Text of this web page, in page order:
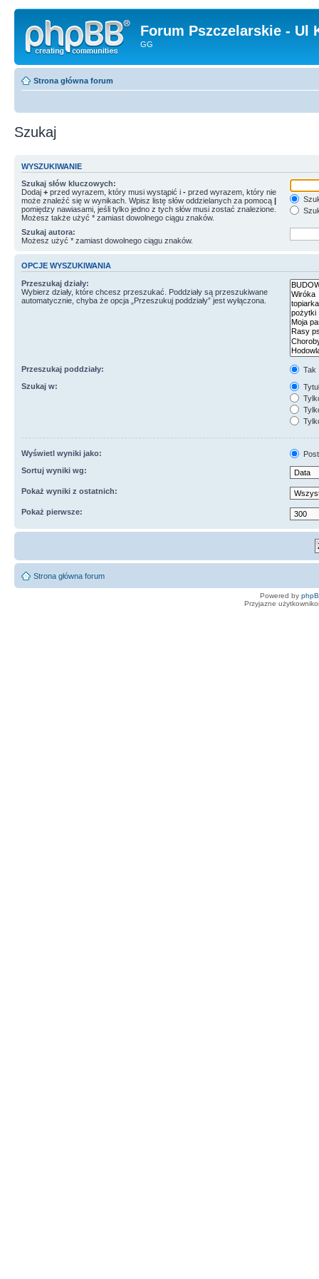
Forum Pszczelarskie - Ul
GG
Strona główna forum
Szukaj
WYSZUKIWANIE
Szukaj słów kluczowych:
Dodaj + przed wyrazem, który musi wystąpić i - przed wyrazem, który nie
może znaleźć się w wynikach. Wpisz listę słów oddzielanych za pomocą |
pomiędzy nawiasami, jeśli tylko jedno z tych słów musi zostać znalezione.
Możesz także użyć * zamiast dowolnego ciągu znaków.
Szukaj autora:
Możesz użyć * zamiast dowolnego ciągu znaków.
OPCJE WYSZUKIWANIA
Przeszukaj działy:
Wybierz działy, które chcesz przeszukać. Poddziały są przeszukiwane
automatycznie, chyba że opcja „Przeszukuj poddziały” jest wyłączona.
Przeszukaj poddziały:
Tak
Szukaj w:
Wyświetl wyniki jako:
Sortuj wyniki wg:
Pokaż wyniki z ostatnich:
Pokaż pierwsze:
Strona główna forum
Powered by
Przyjazne